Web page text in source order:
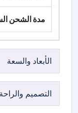
مدة الشحن
الأبعاد والسعة
التصميم والراحة